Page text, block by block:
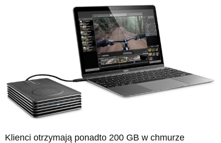
Klienci otrzymają ponadto 200 GB w chmurze